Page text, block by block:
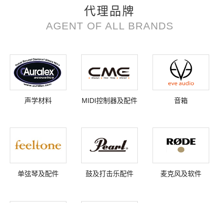
代理品牌
AGENT OF ALL BRANDS
声学材料 MIDI控制器及配件 音箱
单弦琴及配件 鼓及打击乐配件 麦克风及软件